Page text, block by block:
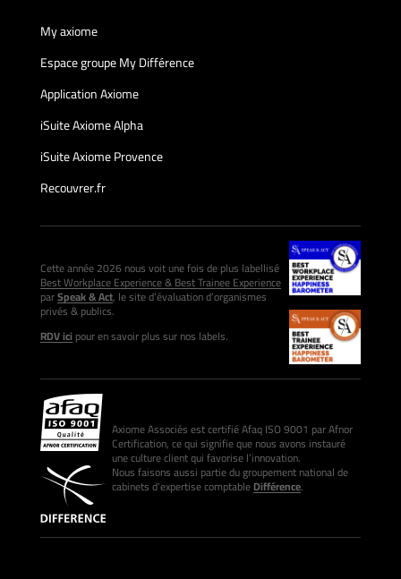
My axiome
Espace groupe My Différence
Application Axiome
iSuite Axiome Alpha
iSuite Axiome Provence
Recouvrer.fr
Cette année 2026 nous voit une fois de plus labellisé
Best Workplace Experience & Best Trainee Experience
parSpeak & Act, le site d’évaluation d’organismes
privés & publics.
RDV icipour en savoir plus sur nos labels.
Axiome Associés est certifié Afaq ISO 9001 par Afnor
Certification, ce qui signifie que nous avons instauré
une culture client qui favorise l’innovation.
Nous faisons aussi partie du groupement national de
cabinets d’expertise comptableDifférence.